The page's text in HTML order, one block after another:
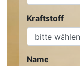
Kraftstoff
Name